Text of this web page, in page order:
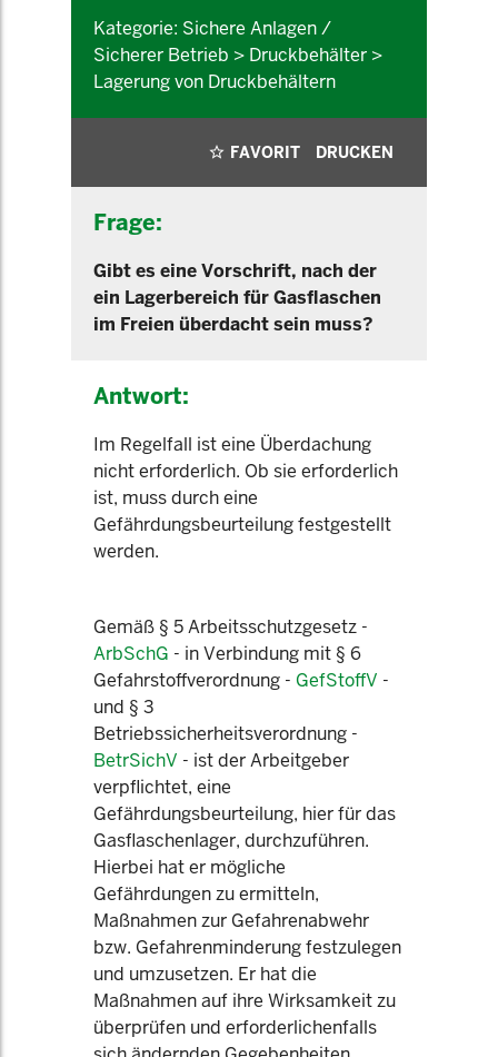
Kategorie: Sichere Anlagen /
Sicherer Betrieb > Druckbehälter >
Lagerung von Druckbehältern
FAVORIT DRUCKEN
Frage:
Gibt es eine Vorschrift, nach der
ein Lagerbereich für Gasflaschen
im Freien überdacht sein muss?
Antwort:
Im Regelfall ist eine Überdachung
nicht erforderlich. Ob sie erforderlich
ist, muss durch eine
Gefährdungsbeurteilung festgestellt
werden.
Gemäß § 5 Arbeitsschutzgesetz -
ArbSchG - in Verbindung mit § 6
Gefahrstoffverordnung - GefStoffV -
und § 3
Betriebssicherheitsverordnung -
BetrSichV - ist der Arbeitgeber
verpflichtet, eine
Gefährdungsbeurteilung, hier für das
Gasflaschenlager, durchzuführen.
Hierbei hat er mögliche
Gefährdungen zu ermitteln,
Maßnahmen zur Gefahrenabwehr
bzw. Gefahrenminderung festzulegen
und umzusetzen. Er hat die
Maßnahmen auf ihre Wirksamkeit zu
überprüfen und erforderlichenfalls